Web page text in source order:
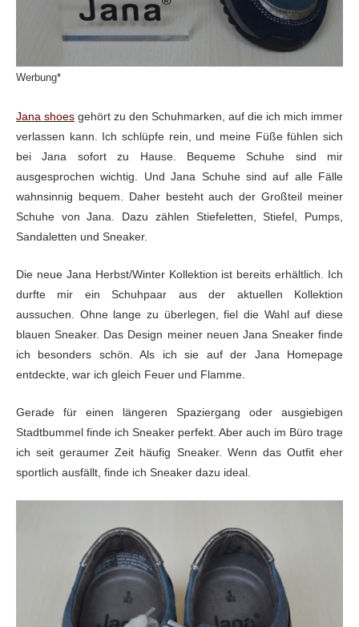
Werbung*
Jana shoes gehört zu den Schuhmarken, auf die ich mich immer
verlassen kann. Ich schlüpfe rein, und meine Füße fühlen sich
bei Jana sofort zu Hause. Bequeme Schuhe sind mir
ausgesprochen wichtig. Und Jana Schuhe sind auf alle Fälle
wahnsinnig bequem. Daher besteht auch der Großteil meiner
Schuhe von Jana. Dazu zählen Stiefeletten, Stiefel, Pumps,
Sandaletten und Sneaker.
Die neue Jana Herbst/Winter Kollektion ist bereits erhältlich. Ich
durfte mir ein Schuhpaar aus der aktuellen Kollektion
aussuchen. Ohne lange zu überlegen, fiel die Wahl auf diese
blauen Sneaker. Das Design meiner neuen Jana Sneaker finde
ich besonders schön. Als ich sie auf der Jana Homepage
entdeckte, war ich gleich Feuer und Flamme.
Gerade für einen längeren Spaziergang oder ausgiebigen
Stadtbummel finde ich Sneaker perfekt. Aber auch im Büro trage
ich seit geraumer Zeit häufig Sneaker. Wenn das Outfit eher
sportlich ausfällt, finde ich Sneaker dazu ideal.